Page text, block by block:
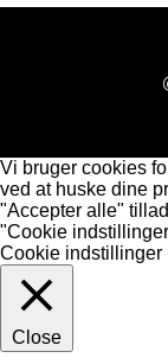
Vi bruger cookies
ved at huske dine
"Accepter alle"
"Cookie
Cookie indstillinger
Close